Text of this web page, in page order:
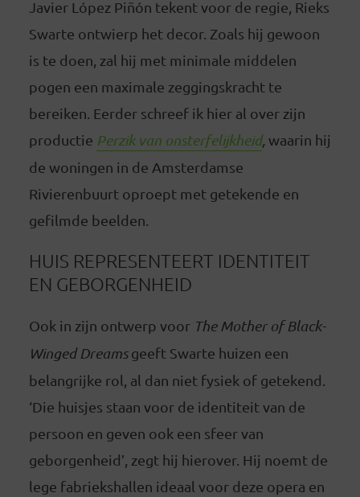
Javier López Piñón tekent voor de regie, Rieks
Swarte ontwierp het decor. Zoals hij gewoon
is te doen, zal hij met minimale middelen
pogen een maximale zeggingskracht te
bereiken. Eerder schreef ik hier al over zijn
productie Perzik van onsterfelijkheid,waarin hij
de woningen in de Amsterdamse
Rivierenbuurt oproept met getekende en
gefilmde beelden.
HUIS REPRESENTEERT IDENTITEIT
EN GEBORGENHEID
Ook in zijn ontwerp voor The Mother of Black-
Winged Dreamsgeeft Swarte huizen een
belangrijke rol, al dan niet fysiek of getekend.
‘Die huisjes staan voor de identiteit van de
persoon en geven ook een sfeer van
geborgenheid’, zegt hij hierover. Hij noemt de
lege fabriekshallen ideaal voor deze opera en